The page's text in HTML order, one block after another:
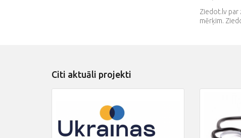
Ziedot.lv par
mērķim.
Citi aktuāli projekti